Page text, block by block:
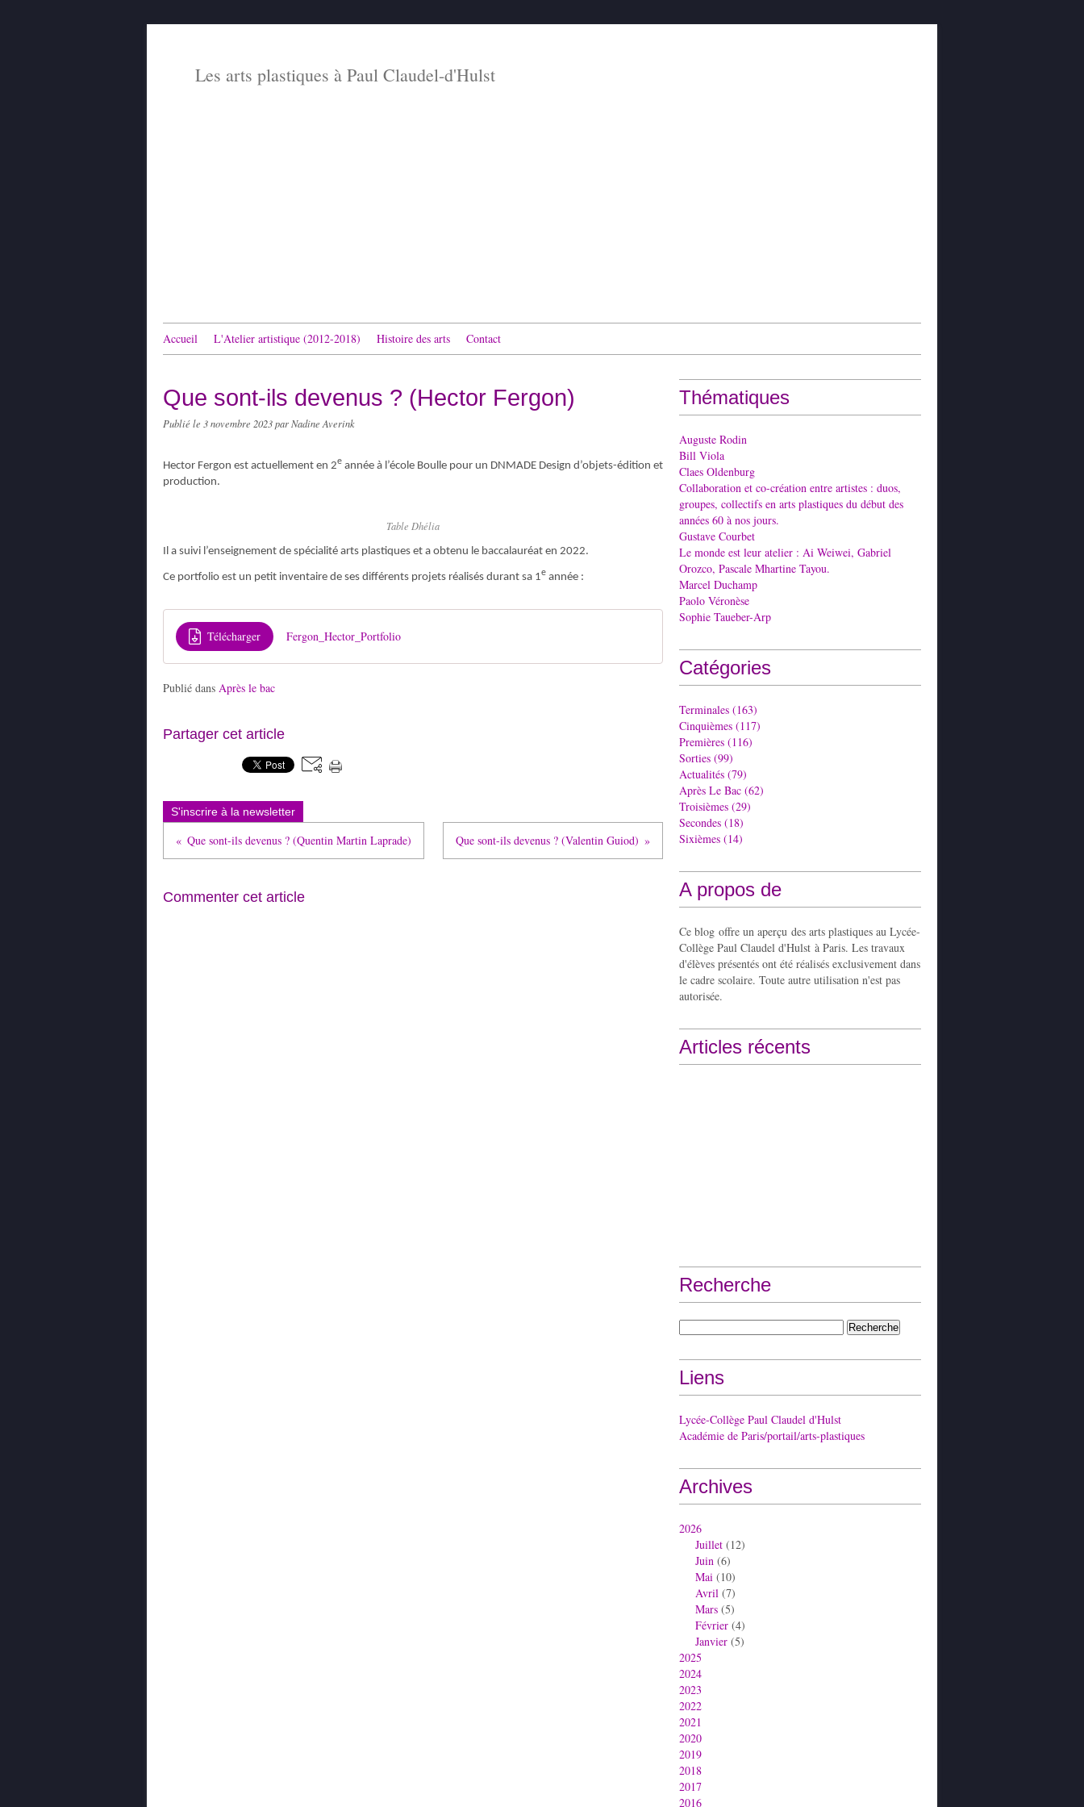
Les arts plastiques à Paul Claudel-d'Hulst
Accueil L'Atelier artistique (2012-2018) Histoire des arts Contact
Que sont-ils devenus ? (Hector Fergon)
Publié le 3 novembre 2023par Nadine Averink
Hector Fergon est actuellement en 2e année à l’école Boulle pour un DNMADE Design d’objets-édition et
production.
Table Dhélia
Il a suivi l’enseignement de spécialité arts plastiques et a obtenu le baccalauréat en 2022.
Ce portfolio est un petit inventaire de ses différents projets réalisés durant sa 1e année :
Télécharger Fergon_Hector_Portfolio
Publié dans Après le bac
Partager cet article
S'inscrire à la newsletter
Que sont-ils devenus ? (Quentin Martin Laprade) Que sont-ils devenus ? (Valentin Guiod)
Commenter cet article
Thématiques
Auguste Rodin
Bill Viola
Claes Oldenburg
Collaboration et co-création entre artistes : duos,
groupes, collectifs en arts plastiques du début des
années 60 à nos jours.
Gustave Courbet
Le monde est leur atelier : Ai Weiwei, Gabriel
Orozco, Pascale Mhartine Tayou.
Marcel Duchamp
Paolo Véronèse
Sophie Taueber-Arp
Catégories
Terminales (163)
Cinquièmes (117)
Premières (116)
Sorties (99)
Actualités (79)
Après Le Bac (62)
Troisièmes (29)
Secondes (18)
Sixièmes (14)
A propos de
Ce blog offre un aperçu des arts plastiques au Lycée-
Collège Paul Claudel d'Hulst à Paris. Les travaux
d'élèves présentés ont été réalisés exclusivement dans
le cadre scolaire. Toute autre utilisation n'est pas
autorisée.
Articles récents
Recherche
Liens
Lycée-Collège Paul Claudel d'Hulst
Académie de Paris/portail/arts-plastiques
Archives
2026
Juillet (12)
Juin (6)
Mai (10)
Avril (7)
Mars (5)
Février (4)
Janvier (5)
2025
2024
2023
2022
2021
2020
2019
2018
2017
2016